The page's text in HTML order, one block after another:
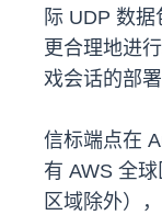
际 UDP 数
更合理地进
戏会话的部署
信标端点在
有 AWS 全
区域除外）